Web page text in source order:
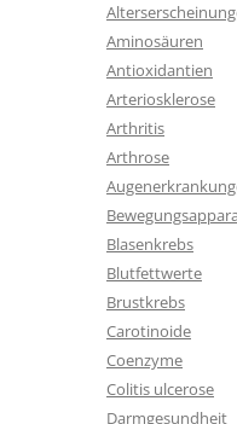
Aminosäuren
Antioxidantien
Arteriosklerose
Arthritis
Arthrose
Blasenkrebs
Blutfettwerte
Brustkrebs
Carotinoide
Coenzyme
Colitis ulcerose
Darmgesundheit